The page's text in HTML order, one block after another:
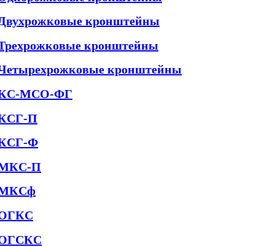
кронштейны
кронштейны
кронштейны
МСО-ФГ
П
Ф
П